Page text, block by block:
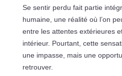
Se sentir perdu fait partie
humaine, une réalité où l’on
entre les attentes extérieures
intérieur. Pourtant, cette
une impasse, mais une
retrouver.